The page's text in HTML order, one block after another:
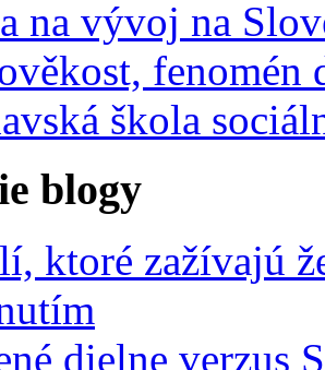
na vývoj na
fenomén
škola
blogy
ktoré zažívajú
dielne verzus